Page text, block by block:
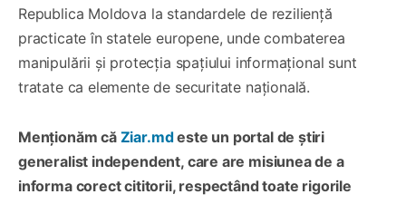
Republica Moldova la standardele de reziliență
practicate în statele europene, unde combaterea
manipulării și protecția spațiului informațional sunt
tratate ca elemente de securitate națională.
Menționăm că Ziar.mdeste un portal de știri
generalist independent, care are misiunea de a
informa corect cititorii, respectând toate rigorile